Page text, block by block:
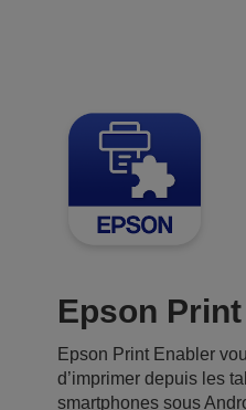
Epson
Epson Print Enabler
d’imprimer depuis les
smartphones sous